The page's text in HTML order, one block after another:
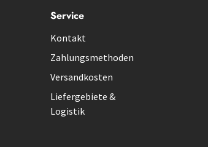
Service
Kontakt
Zahlungsmethoden
Versandkosten
Liefergebiete &
Logistik